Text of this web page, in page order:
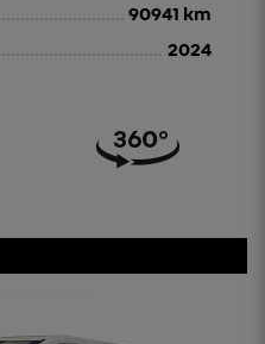
90941 km
2024